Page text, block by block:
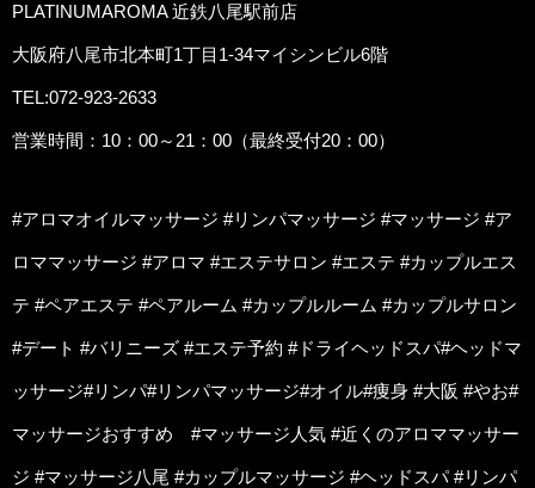
PLATINUMAROMA 近鉄八尾駅前店
大阪府八尾市北本町1丁目1-34マイシンビル6階
TEL:072-923-2633
営業時間：10：00～21：00（最終受付20：00）
#アロマオイルマッサージ #リンパマッサージ #マッサージ #ア
ロママッサージ #アロマ #エステサロン #エステ #カップルエス
テ #ペアエステ #ペアルーム #カップルルーム #カップルサロン
#デート #バリニーズ #エステ予約 #ドライヘッドスパ#ヘッドマ
ッサージ#リンパ#リンパマッサージ#オイル#痩身 #大阪 #やお#
マッサージおすすめ #マッサージ人気 #近くのアロママッサー
ジ #マッサージ八尾 #カップルマッサージ #ヘッドスパ #リンパ